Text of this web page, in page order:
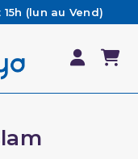
(lun au Vend)
jour même
FAQ
d'achat*